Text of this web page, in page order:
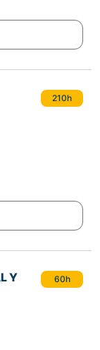
210h
Y
60h